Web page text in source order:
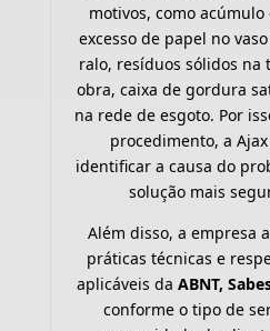
motivos, como
excesso de papel no
ralo, resíduos sólidos na
obra, caixa de gordura
na rede de esgoto. Por
procedimento, a
identificar a causa do
solução mais
Além disso, a empresa
práticas técnicas e
aplicáveis da ABNT,
conforme o tipo de